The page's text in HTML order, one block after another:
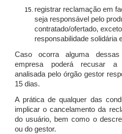
registrar reclamação em
seja responsável pelo
contratado/ofertado,
responsabilidade solidária
Caso ocorra alguma
empresa poderá recusar a
analisada pelo órgão gestor
15 dias.
A prática de qualquer das
implicar o cancelamento da
do usuário, bem como o
ou do gestor.